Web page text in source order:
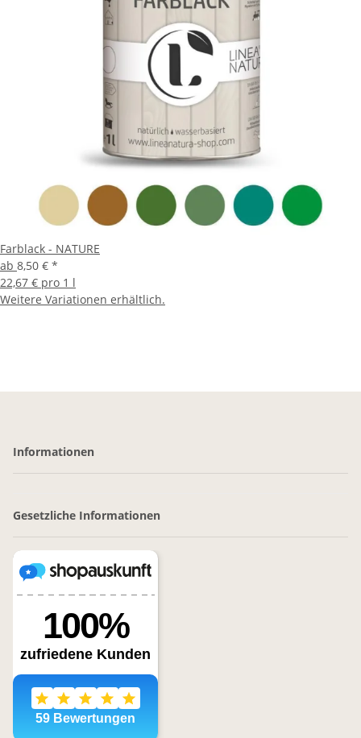
Farblack - NATURE
ab 8,50 € *
22,67 € pro 1 l
Weitere Variationen erhältlich.
Informationen
Gesetzliche Informationen